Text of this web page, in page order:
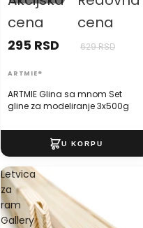
ARTMIE Glina sa mnom Set
gline za modeliranje 3x500g
cena
295 RSD
cena
629 RSD
ARTMIE®
Letvica
za
ram
Gallery